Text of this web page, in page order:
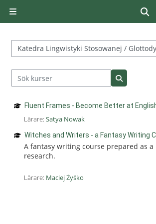
Kurskategorier
Sök kurser
Sök kurser
Fluent Frames - Become Better at
Lärare: Satya Nowak
Witches and Writers - a Fantasy Writing
A fantasy writing course prepared as a
research.
Lärare: Maciej Żyśko